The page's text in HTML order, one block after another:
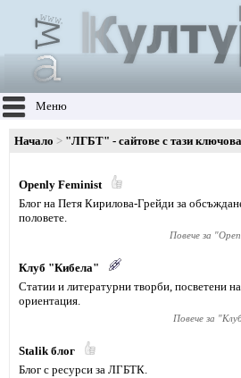
Меню
Начало "ЛГБТ" - сайтове с тази
Openly Feminist
Блог на Петя Кирилова-Грейди за
половете.
Повече за "
Клуб "Кибела"
Статии и литературни творби, посветени
ориентация.
Повече за "
Stalik блог
Блог с ресурси за ЛГБТК.